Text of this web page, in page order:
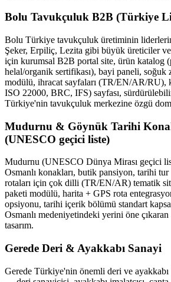
Bolu Tavukçuluk B2B (Türkiye
Bolu Türkiye tavukçuluk üretiminin
Şeker, Erpiliç, Lezita gibi büyük üreticiler
için kurumsal B2B portal site, ürün katalog
helal/organik sertifikası), bayi paneli,
modülü, ihracat sayfaları (TR/EN/AR/RU),
ISO 22000, BRC, IFS) sayfası,
Türkiye'nin tavukçuluk merkezine özgü
Mudurnu & Göynük Tarihi
(UNESCO geçici liste)
Mudurnu (UNESCO Dünya Mirası geçici
Osmanlı konakları, butik pansiyon, tarihi
rotaları için çok dilli (TR/EN/AR) tematik
paketi modülü, harita + GPS rota
opsiyonu, tarihi içerik bölümü standart
Osmanlı medeniyetindeki yerini öne
tasarım.
Gerede Deri & Ayakkabı Sanayi
Gerede Türkiye'nin önemli deri ve